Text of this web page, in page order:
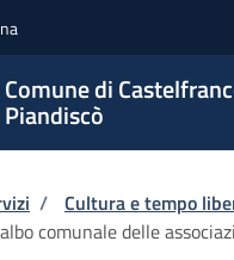
Comune di
Piandiscò
di pane
/ Cultura e tempo
comunale delle